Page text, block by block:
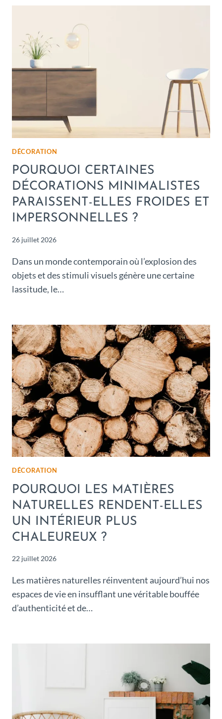
DÉCORATION
POURQUOI CERTAINES
DÉCORATIONS MINIMALISTES
PARAISSENT-ELLES FROIDES ET
IMPERSONNELLES ?
26 juillet 2026
Dans un monde contemporain où l’explosion des
objets et des stimuli visuels génère une certaine
lassitude, le…
DÉCORATION
POURQUOI LES MATIÈRES
NATURELLES RENDENT-ELLES
UN INTÉRIEUR PLUS
CHALEUREUX ?
22 juillet 2026
Les matières naturelles réinventent aujourd’hui nos
espaces de vie en insufflant une véritable bouffée
d’authenticité et de…